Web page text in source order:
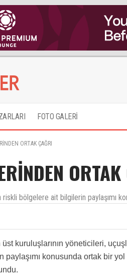
FOTO GALERİ
ORTAK ÇAĞRI
bölgelere ait bilgilerin paylaşımı
üst kuruluşlarının yöneticileri,
konusunda ortak bir yol